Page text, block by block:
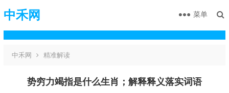
中禾网 菜单
中禾网 精准解读
势穷力竭指是什么生肖；解释释义落实词语